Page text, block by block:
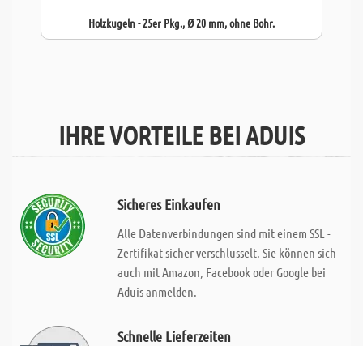
Holzkugeln - 25er Pkg., Ø 20 mm, ohne Bohr.
IHRE VORTEILE BEI ADUIS
Sicheres Einkaufen
Alle Datenverbindungen sind mit einem SSL -
Zertifikat sicher verschlusselt. Sie können sich
auch mit Amazon, Facebook oder Google bei
Aduis anmelden.
Schnelle Lieferzeiten